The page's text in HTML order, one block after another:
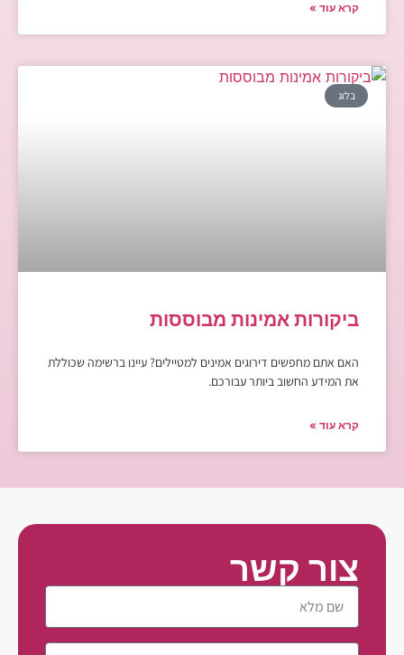
קרא עוד »
בלוג
ביקורות אמינות מבוססות
האם אתם מחפשים דירוגים אמינים למטיילים? עיינו ברשימה שכוללת
את המידע החשוב ביותר עבורכם.
קרא עוד »
צור קשר